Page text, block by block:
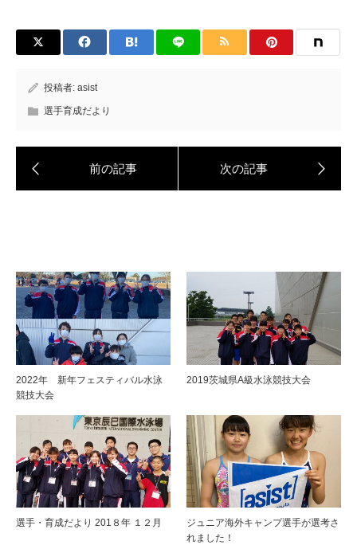
投稿者: asist
選手育成だより
2022年 新年フェスティバル水泳
競技大会
2019茨城県A級水泳競技大会
選手・育成だより 201８年 １２月
ジュニア海外キャンプ選手が選考さ
れました！